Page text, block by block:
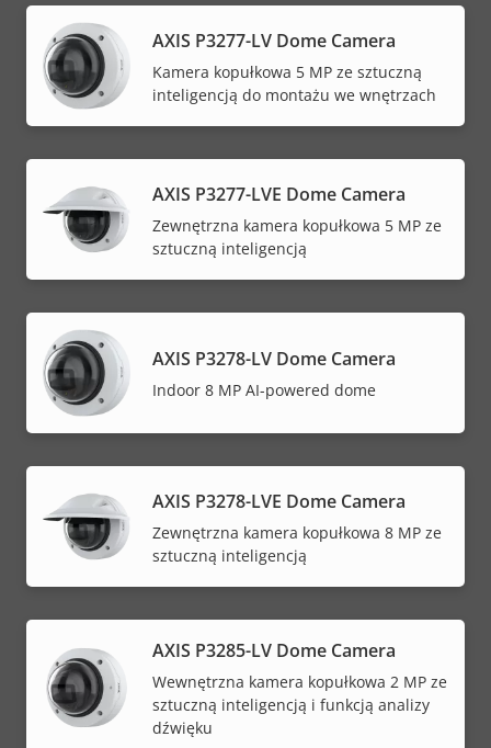
AXIS P3277-LV Dome Camera
Kamera kopułkowa 5 MP ze sztuczną
inteligencją do montażu we wnętrzach
AXIS P3277-LVE Dome Camera
Zewnętrzna kamera kopułkowa 5 MP ze
sztuczną inteligencją
AXIS P3278-LV Dome Camera
Indoor 8 MP AI-powered dome
AXIS P3278-LVE Dome Camera
Zewnętrzna kamera kopułkowa 8 MP ze
sztuczną inteligencją
AXIS P3285-LV Dome Camera
Wewnętrzna kamera kopułkowa 2 MP ze
sztuczną inteligencją i funkcją analizy
dźwięku